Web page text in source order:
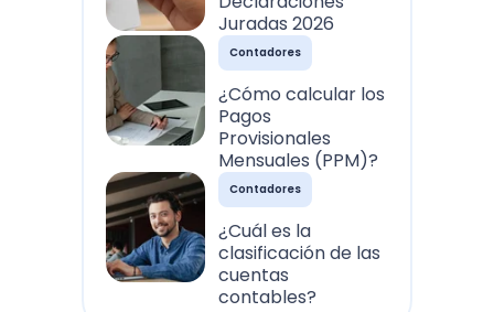
Juradas 2026
Contadores
¿Cómo calcular los
Pagos
Provisionales
Mensuales (PPM)?
Contadores
¿Cuál es la
clasificación de las
cuentas
contables?